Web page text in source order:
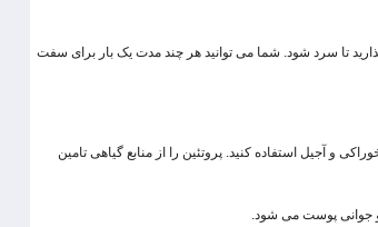
تا سرد شود. شما می توانید هر چند مدت یک بار برای سفت
و آجیل استفاده کنید. پروتئین را از منابع گیاهی تامین